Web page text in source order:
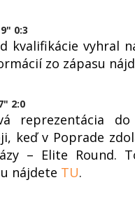
0:3
kvalifikácie vyhral
zo zápasu
2:0
reprezentácia
keď v Poprade
– Elite Round.
nájdete TU.